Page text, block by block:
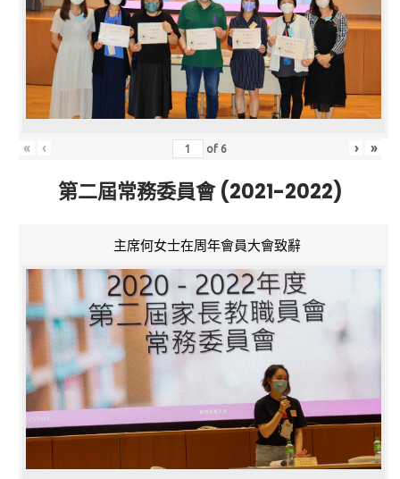
« ‹ of 6 › »
第二屆常務委員會 (2021-2022)
主席何女士在周年會員大會致辭